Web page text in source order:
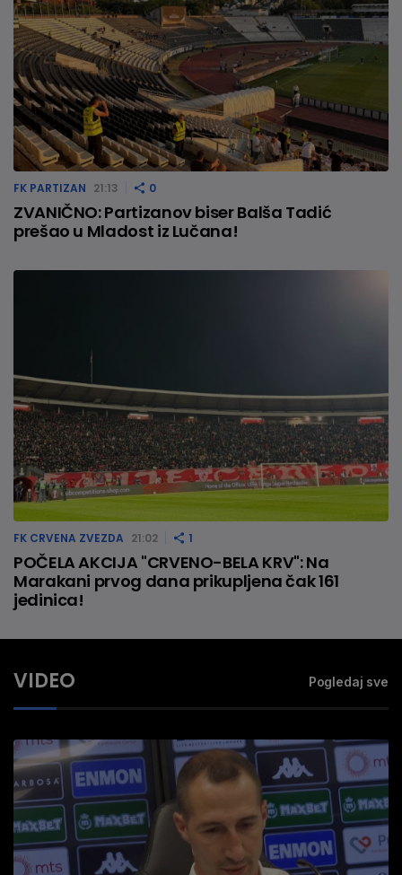
FK PARTIZAN 21:13 0
ZVANIČNO: Partizanov biser Balša Tadić
prešao u Mladost iz Lučana!
FK CRVENA ZVEZDA 21:02 1
POČELA AKCIJA "CRVENO-BELA KRV": Na
Marakani prvog dana prikupljena čak 161
jedinica!
VIDEO Pogledaj sve